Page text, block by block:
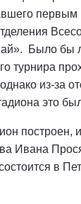
первым
Было бы
турнира
из-за
это
построен,
Ивана
в